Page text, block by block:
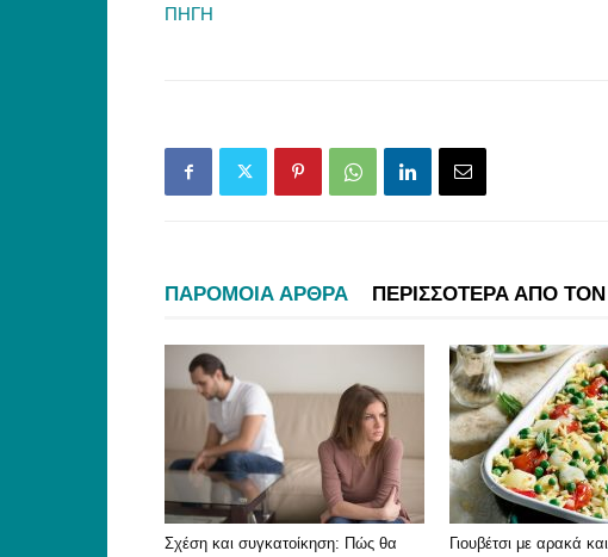
ΠΗΓΗ
ΠΑΡΟΜΟΙΑ ΑΡΘΡΑ ΠΕΡΙΣΣΟΤΕΡΑ ΑΠΟ
Σχέση και συγκατοίκηση: Πώς θα
Γιουβέτσι με αρακά